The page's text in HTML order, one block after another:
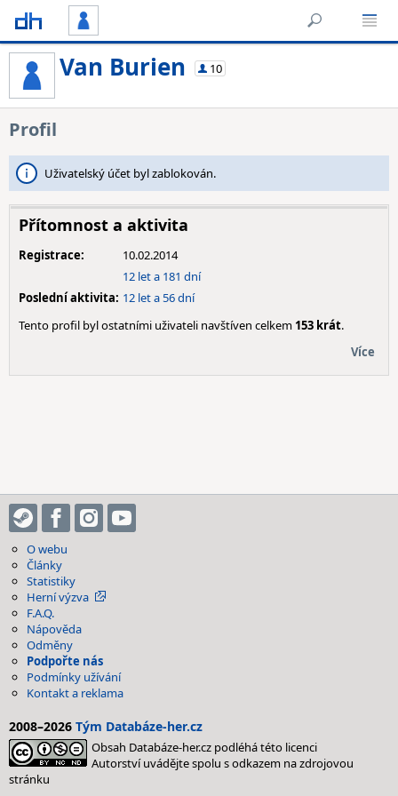
Van Burien 10
Profil
Uživatelský účet byl zablokován.
Přítomnost a aktivita
Registrace:
10.02.2014
12 let a 181 dní
Poslední aktivita: 12 let a 56 dní
Tento profil byl ostatními uživateli navštíven celkem 153 krát.
Více
O webu
Články
Statistiky
Herní výzva
F.A.Q.
Nápověda
Odměny
Podpořte nás
Podmínky užívání
Kontakt a reklama
2008–2026 Tým Databáze-her.cz
Obsah Databáze-her.cz podléhá této licenci
Autorství uvádějte spolu s odkazem na zdrojovou
stránku